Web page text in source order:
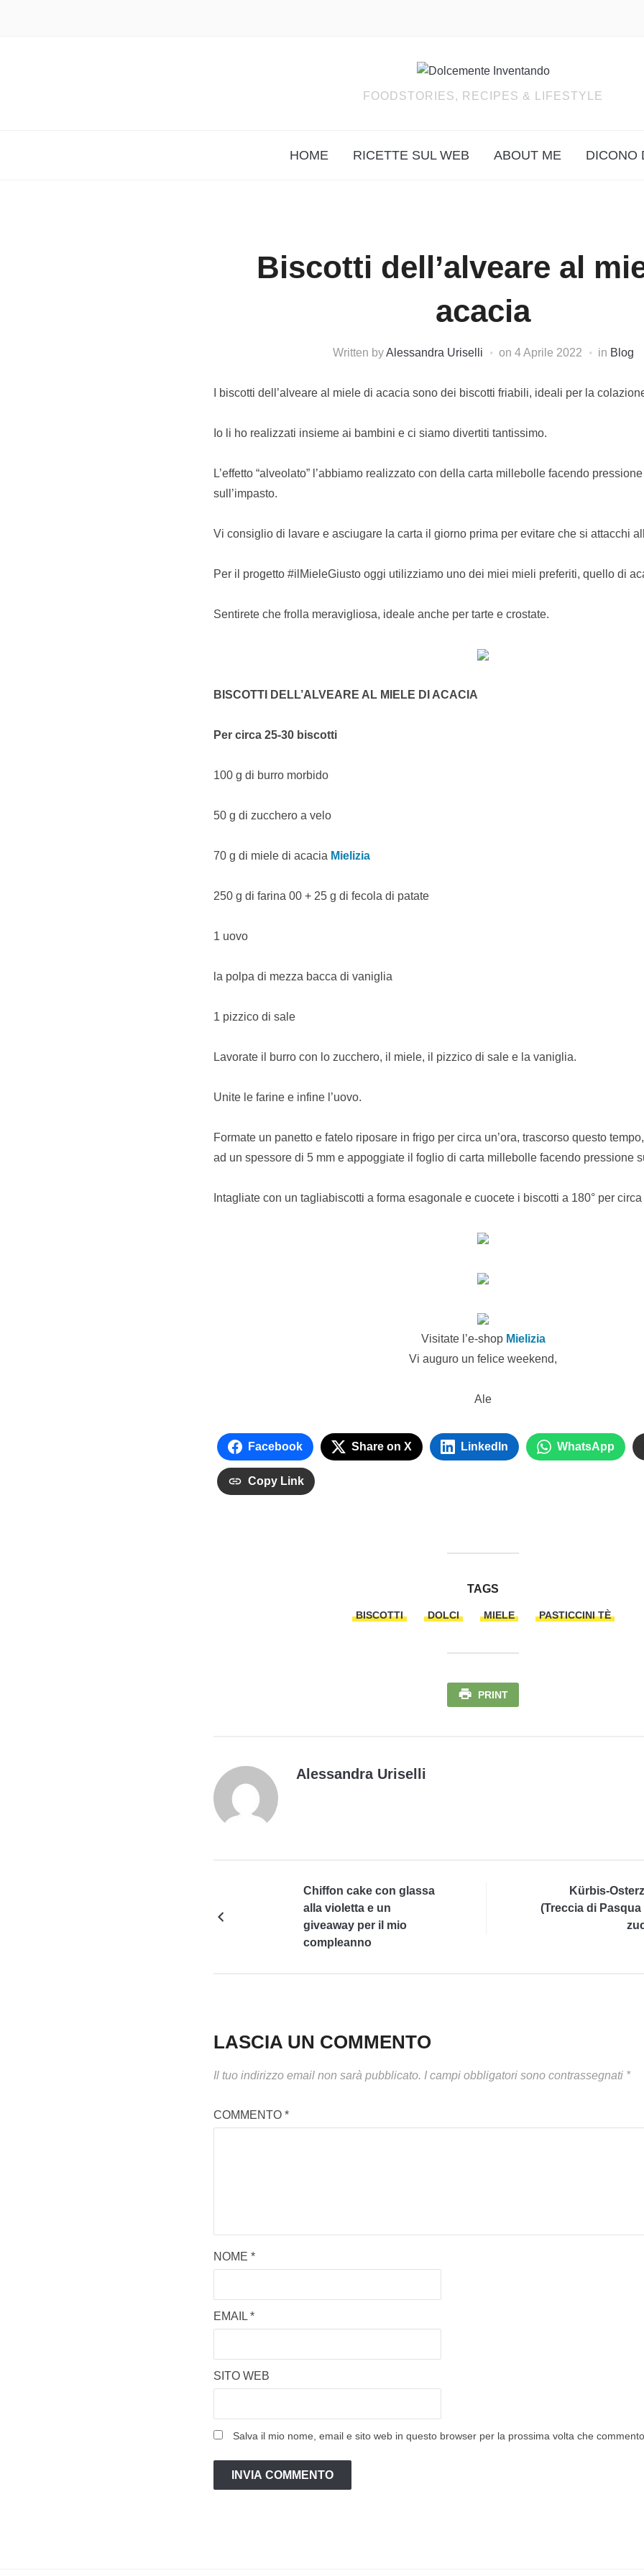
FOODSTORIES, RECIPES & LIFESTYLE
HOME RICETTE SUL WEB ABOUT ME DICONO
Biscotti dell’alveare al
acacia
Written byAlessandra Uriselli on 4 Aprile 2022 in Blog
I biscotti dell’alveare al miele di acacia sono dei biscotti friabili, ideali per la
Io li ho realizzati insieme ai bambini e ci siamo divertiti tantissimo.
L’effetto “alveolato” l’abbiamo realizzato con della carta millebolle facendo
sull’impasto.
Vi consiglio di lavare e asciugare la carta il giorno prima per evitare che si attacchi
Per il progetto #ilMieleGiusto oggi utilizziamo uno dei miei mieli preferiti, quello di
Sentirete che frolla meravigliosa, ideale anche per tarte e crostate.
BISCOTTI DELL’ALVEARE AL MIELE DI ACACIA
Per circa 25-30 biscotti
100 g di burro morbido
50 g di zucchero a velo
70 g di miele di acacia Mielizia
250 g di farina 00 + 25 g di fecola di patate
1 uovo
la polpa di mezza bacca di vaniglia
1 pizzico di sale
Lavorate il burro con lo zucchero, il miele, il pizzico di sale e la vaniglia.
Unite le farine e infine l’uovo.
Formate un panetto e fatelo riposare in frigo per circa un’ora, trascorso questo
ad un spessore di 5 mm e appoggiate il foglio di carta millebolle facendo pressione
Intagliate con un tagliabiscotti a forma esagonale e cuocete i biscotti a 180° per
Visitate l’e-shop Mielizia
Vi auguro un felice weekend,
Ale
Facebook Share on X LinkedIn WhatsApp
Copy Link
TAGS
BISCOTTI DOLCI MIELE PASTICCINI TÈ
PRINT
Alessandra Uriselli
Chiffon cake con glassa
alla violetta e un
giveaway per il mio
compleanno
Kürbis-
(Treccia di Pasqua
LASCIA UN COMMENTO
Il tuo indirizzo email non sarà pubblicato. I campi obbligatori sono contrassegnati *
COMMENTO *
NOME *
EMAIL *
SITO WEB
Salva il mio nome, email e sito web in questo browser per la prossima volta che commento.